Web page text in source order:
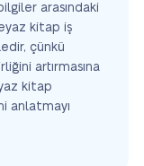
arasındaki
kitap iş
çünkü
artırmasına
kitap
anlatmayı